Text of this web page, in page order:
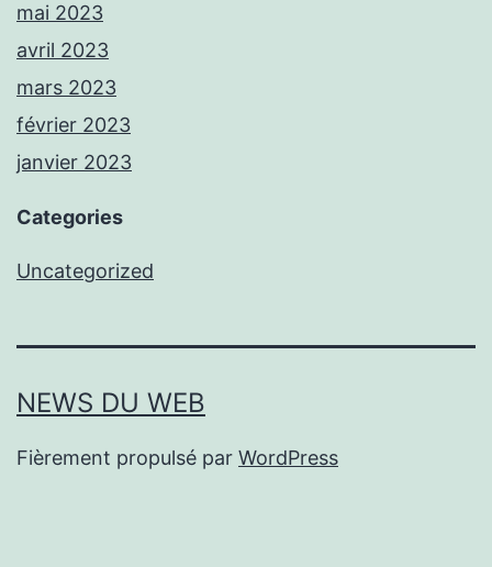
mai 2023
avril 2023
mars 2023
février 2023
janvier 2023
Categories
Uncategorized
NEWS DU WEB
Fièrement propulsé par WordPress